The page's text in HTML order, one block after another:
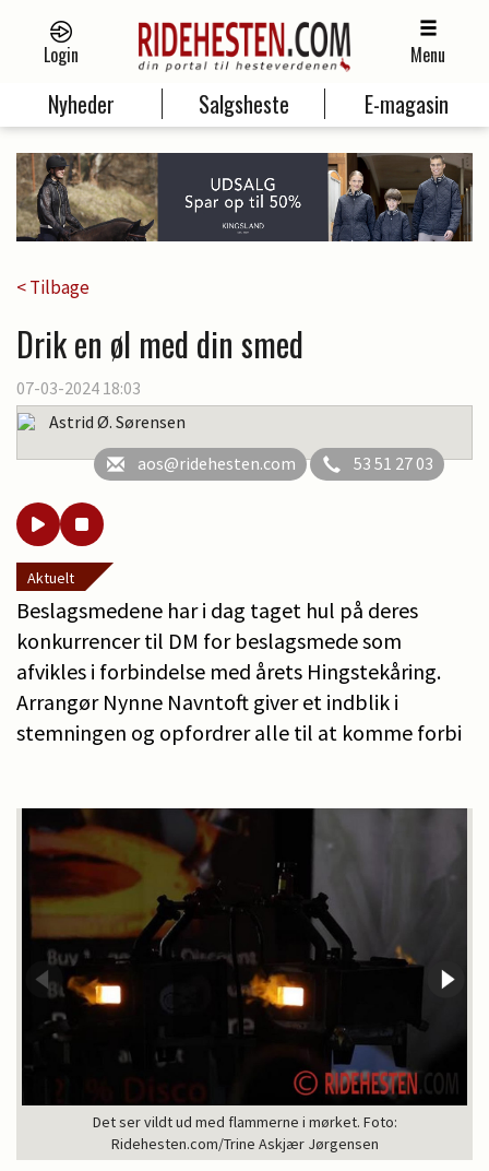
Login Menu
Nyheder Salgsheste E-magasin
< Tilbage
Drik en øl med din smed
07-03-2024 18:03
Astrid Ø. Sørensen
aos@ridehesten.com
53 51 27 03
Aktuelt
Beslagsmedene har i dag taget hul på deres
konkurrencer til DM for beslagsmede som
afvikles i forbindelse med årets Hingstekåring.
Arrangør Nynne Navntoft giver et indblik i
stemningen og opfordrer alle til at komme forbi
Det ser vildt ud med flammerne i mørket. Foto:
Ridehesten.com/Trine Askjær Jørgensen